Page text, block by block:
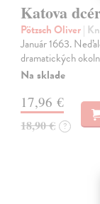
Katova
Pötzsch Oliver|
Január 1663.
dramatických
Na sklade
17,96 €
18,90 € ?